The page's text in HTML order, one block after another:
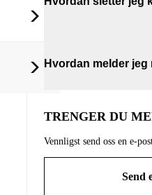
Hvordan melder jeg
TRENGER DU
Vennligst send oss en e-
Send